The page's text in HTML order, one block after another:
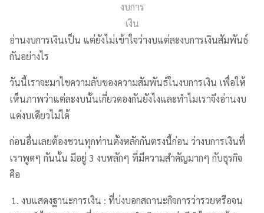
งบการ
เงิน
อ่านงบการเงินเป็น แต่ยังไม่เข้าใจว่างบแต่ละงบการเงินสัมพันธ์
กันอย่างไร
วันนี้เราจะมาไขความลับของความสัมพันธ์ในงบการเงิน เพื่อให้
เห็นภาพว่าแต่ละงบนั้นเกี่ยวดองกันยังไงและทำไมเราจึงอ่านงบ
แค่งบเดียวไม่ได้
ก่อนอื่นเลยต้องชวนทุกท่านตั้งหลักกันตรงนี้ก่อน ว่างบการเงินที่
เราพูดๆ กันนั้น มีอยู่ 3 งบหลักๆ ที่มีความสำคัญมากๆ กับธุรกิจ
คือ
งบแสดงฐานะการเงิน : ที่บ่งบอกสถานะกิจการว่ารวยหรือจน